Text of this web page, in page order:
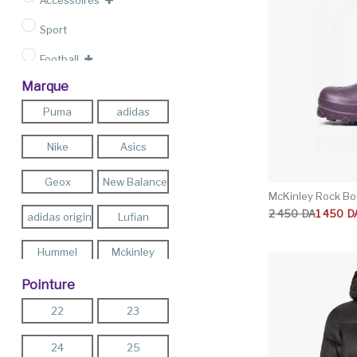
Sport
Football
Outlet
Marque
Puma adidas
Nike Asics
Geox New Balance
adidas originals Lufian
Hummel Mckinley
Pro -Touch
Teddy Smith Firefly
Pointure
22 23
24 25
McKinley Rock
2 450 DA
Le prix initial était
1 450
Le prix actuel est :